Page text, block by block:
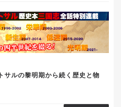
サルの黎明期から続く歴史と物